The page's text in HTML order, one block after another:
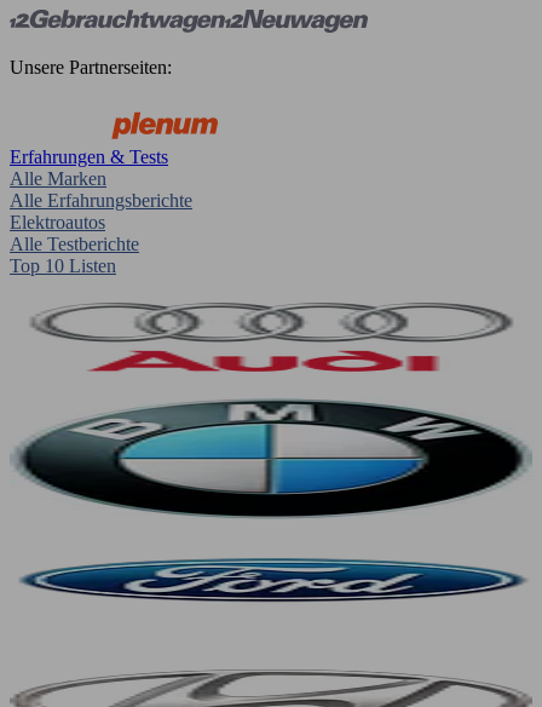
Unsere Partnerseiten:
Erfahrungen & Tests
Alle Marken
Alle Erfahrungsberichte
Elektroautos
Alle Testberichte
Top 10 Listen